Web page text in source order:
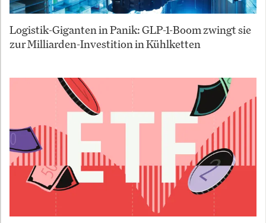
Logistik-Giganten in Panik: GLP-1-Boom zwingt sie
zur Milliarden-Investition in Kühlketten